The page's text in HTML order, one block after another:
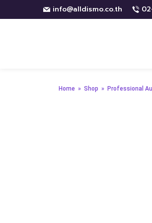
info@alldismo.co.th
Home » Shop » Professional